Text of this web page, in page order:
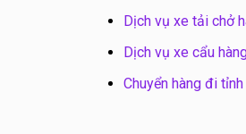
Dịch vụ xe tải chở
Dịch vụ xe cẩu
Chuyển hàng đi tỉnh